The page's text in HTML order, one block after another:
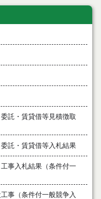
託・賃貸借等見積徴取
託・賃貸借等入札結果
事入札結果（条件付一
事（条件付一般競争入